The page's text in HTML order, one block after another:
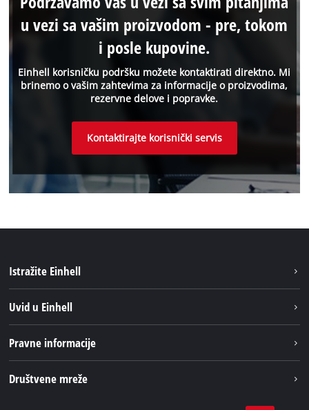
Einhell korisničku podršku možete kontaktirati direktno. Mi
brinemo o vašim zahtevima za informacije o proizvodima,
rezervne delove i popravke.
u vezi sa vašim proizvodom - pre, tokom
i posle kupovine.
Kontaktirajte korisnički servis
Istražite Einhell
Usluge
Uvid u Einhell
Pravne informacije
Društvene mreže